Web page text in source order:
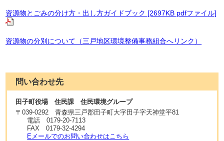
資源物とごみの分け方・出し方ガイドブック [2697KB pdfファイル]
資源物の分別について（三戸地区環境整備事務組合へリンク）
問い合わせ先
田子町役場 住民課 住民環境グループ
〒039-0292
青森県三戸郡田子町大字田子字天神堂平81
電話0179-20-7113
FAX0179-32-4294
Eメールでのお問い合わせはこちら